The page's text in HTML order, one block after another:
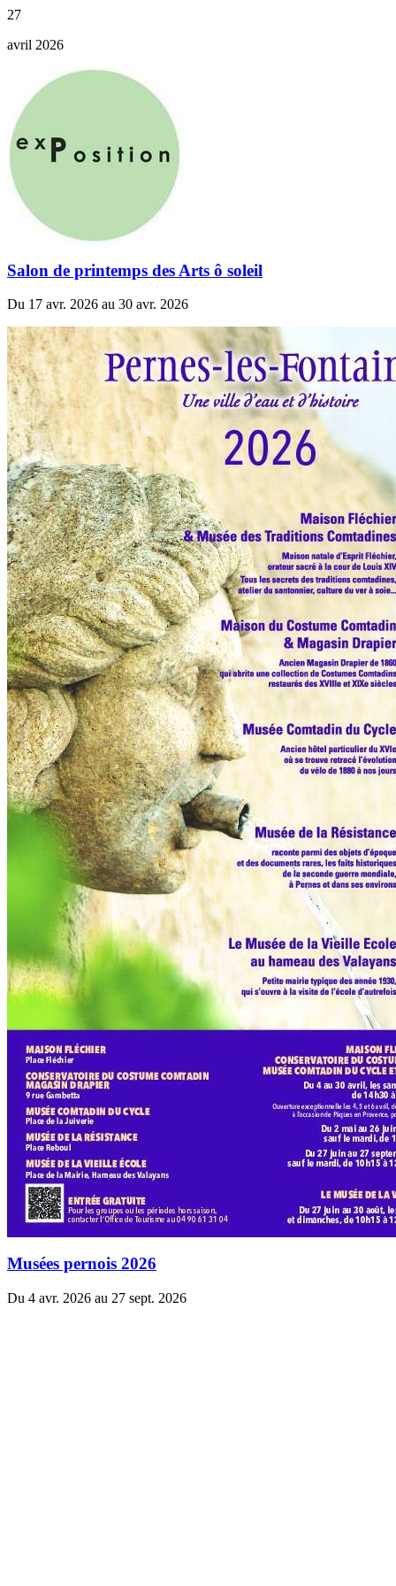
27
avril 2026
Salon de printemps des Arts ô soleil
Du 17 avr. 2026 au 30 avr. 2026
Musées pernois 2026
Du 4 avr. 2026 au 27 sept. 2026